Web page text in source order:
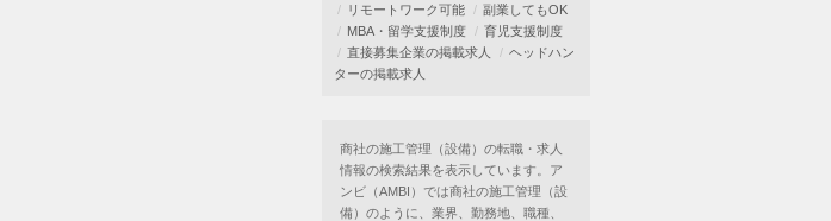
リモートワーク可能
副業してもOK
MBA・留学支援制度
育児支援制度
直接募集企業の掲載求人
ヘッドハン
ターの掲載求人
商社の施工管理（設備）の転職・求人
情報の検索結果を表示しています。ア
ンビ（AMBI）では商社の施工管理（設
備）のように、業界、勤務地、職種、